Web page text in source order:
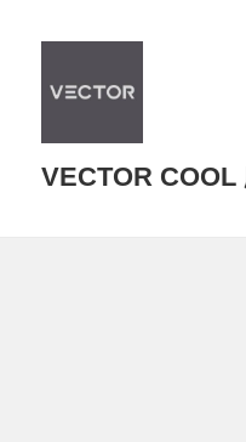
VECTOR COOL